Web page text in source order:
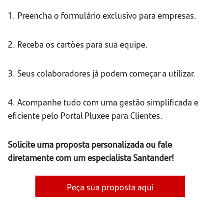
1. Preencha o formulário exclusivo para empresas.
2. Receba os cartões para sua equipe.
3. Seus colaboradores já podem começar a utilizar.
4. Acompanhe tudo com uma gestão simplificada e
eficiente pelo Portal Pluxee para Clientes.
Solicite uma proposta personalizada ou fale
diretamente com um especialista Santander!
Peça sua proposta aqui